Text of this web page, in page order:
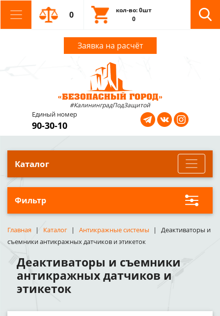
0
кол-во: 0шт
0
Заявка на расчёт
#КалининградПодЗащитой
Единый номер
90-30-10
Каталог
Фильтр
Главная Каталог Антикражные системы
Деактиваторы и
съемники антикражных датчиков и этикеток
Деактиваторы и съемники
антикражных датчиков и
этикеток